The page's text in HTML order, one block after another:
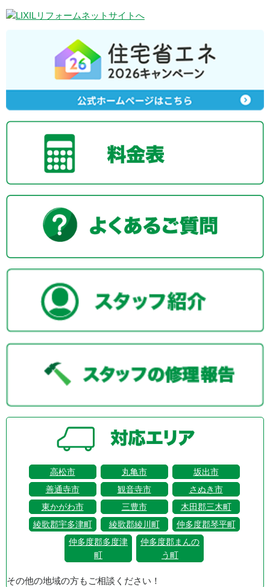
高松市 丸亀市
坂出市
善通寺市
観音寺市
さぬき市
東かがわ市
三豊市
木田郡三木町
綾歌郡宇多津町
綾歌郡綾川町
仲多度郡琴平町
仲多度郡多度津
町
仲多度郡まんの
う町
その他の地域の方もご相談ください！